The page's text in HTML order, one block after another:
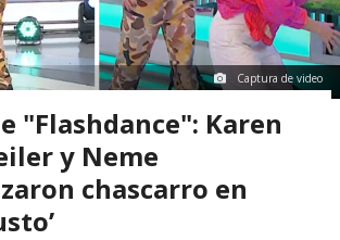
Captura de video
"Flashdance": Karen
y Neme
chascarro en